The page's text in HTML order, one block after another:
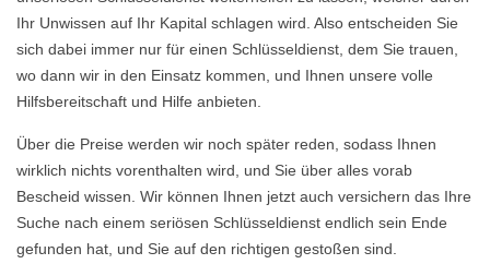
Ihr Unwissen auf Ihr Kapital schlagen wird. Also entscheiden Sie
sich dabei immer nur für einen Schlüsseldienst, dem Sie trauen,
wo dann wir in den Einsatz kommen, und Ihnen unsere volle
Hilfsbereitschaft und Hilfe anbieten.
Über die Preise werden wir noch später reden, sodass Ihnen
wirklich nichts vorenthalten wird, und Sie über alles vorab
Bescheid wissen. Wir können Ihnen jetzt auch versichern das Ihre
Suche nach einem seriösen Schlüsseldienst endlich sein Ende
gefunden hat, und Sie auf den richtigen gestoßen sind.